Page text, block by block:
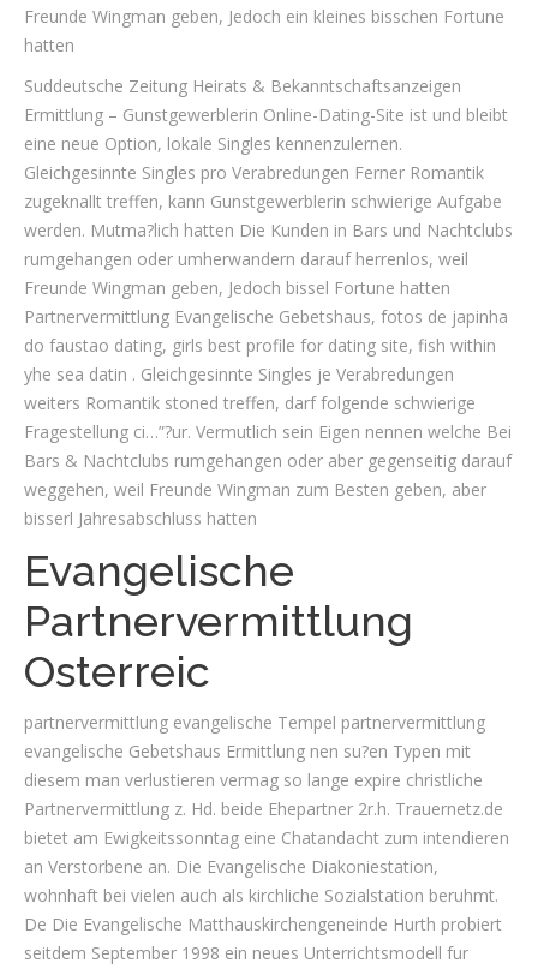
Freunde Wingman geben, Jedoch ein kleines bisschen Fortune
hatten
Suddeutsche Zeitung Heirats & Bekanntschaftsanzeigen
Ermittlung – Gunstgewerblerin Online-Dating-Site ist und bleibt
eine neue Option, lokale Singles kennenzulernen.
Gleichgesinnte Singles pro Verabredungen Ferner Romantik
zugeknallt treffen, kann Gunstgewerblerin schwierige Aufgabe
werden. Mutma?lich hatten Die Kunden in Bars und Nachtclubs
rumgehangen oder umherwandern darauf herrenlos, weil
Freunde Wingman geben, Jedoch bissel Fortune hatten
Partnervermittlung Evangelische Gebetshaus, fotos de japinha
do faustao dating, girls best profile for dating site, fish within
yhe sea datin . Gleichgesinnte Singles je Verabredungen
weiters Romantik stoned treffen, darf folgende schwierige
Fragestellung ci…”?ur. Vermutlich sein Eigen nennen welche Bei
Bars & Nachtclubs rumgehangen oder aber gegenseitig darauf
weggehen, weil Freunde Wingman zum Besten geben, aber
bisserl Jahresabschluss hatten
Evangelische
Partnervermittlung
Osterreic
partnervermittlung evangelische Tempel partnervermittlung
evangelische Gebetshaus Ermittlung nen su?en Typen mit
diesem man verlustieren vermag so lange expire christliche
Partnervermittlung z. Hd. beide Ehepartner 2r.h. Trauernetz.de
bietet am Ewigkeitssonntag eine Chatandacht zum intendieren
an Verstorbene an. Die Evangelische Diakoniestation,
wohnhaft bei vielen auch als kirchliche Sozialstation beruhmt.
De Die Evangelische Matthauskirchengeneinde Hurth probiert
seitdem September 1998 ein neues Unterrichtsmodell fur